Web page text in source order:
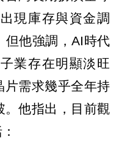
現庫存與資金調
但他強調，AI時代
業存在明顯淡旺
片需求幾乎全年持
。他指出，目前觀